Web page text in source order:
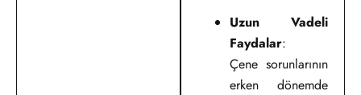
Uzun Vadeli
Faydalar:
Çene sorunlarının
erken dönemde